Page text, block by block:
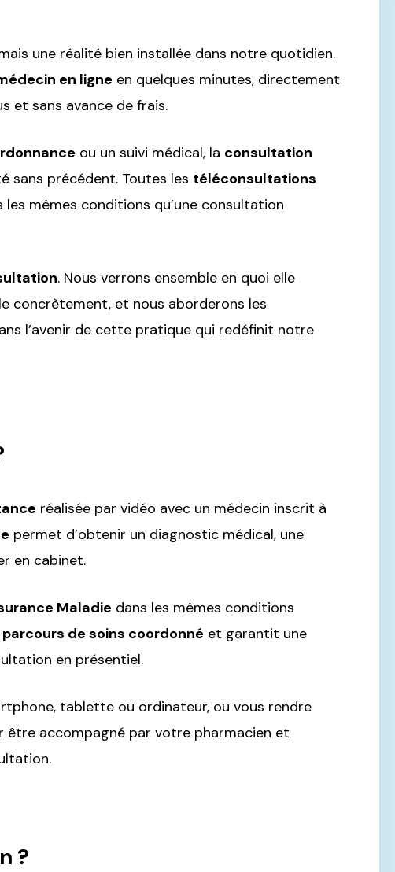
une réalité bien installée dans notre quotidien.
en ligne en quelques minutes, directement
et sans avance de frais.
ou un suivi médical, la consultation
sans précédent. Toutes les téléconsultations
mêmes conditions qu’une consultation
. Nous verrons ensemble en quoi elle
concrètement, et nous aborderons les
l’avenir de cette pratique qui redéfinit notre
réalisée par vidéo avec un médecin inscrit à
permet d’obtenir un diagnostic médical, une
en cabinet.
Maladie dans les mêmes conditions
parcours de soins coordonné et garantit une
en présentiel.
tablette ou ordinateur, ou vous rendre
être accompagné par votre pharmacien et
?